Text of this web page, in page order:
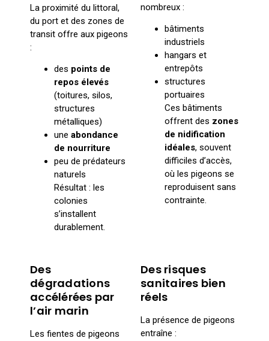
La proximité du littoral,
du port et des zones de
transit offre aux pigeons
:
des points de
repos élevés
(toitures, silos,
structures
métalliques)
une abondance
de nourriture
peu de prédateurs
naturels
Résultat : les
colonies
s’installent
durablement.
nombreux :
bâtiments
industriels
hangars et
entrepôts
structures
portuaires
Ces bâtiments
offrent des zones
de nidification
idéales, souvent
difficiles d’accès,
où les pigeons se
reproduisent sans
contrainte.
Des
dégradations
accélérées par
l’air marin
Les fientes de pigeons
Des risques
sanitaires bien
réels
La présence de pigeons
entraîne :